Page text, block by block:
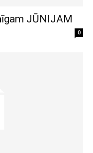
JŪNIJAM
0